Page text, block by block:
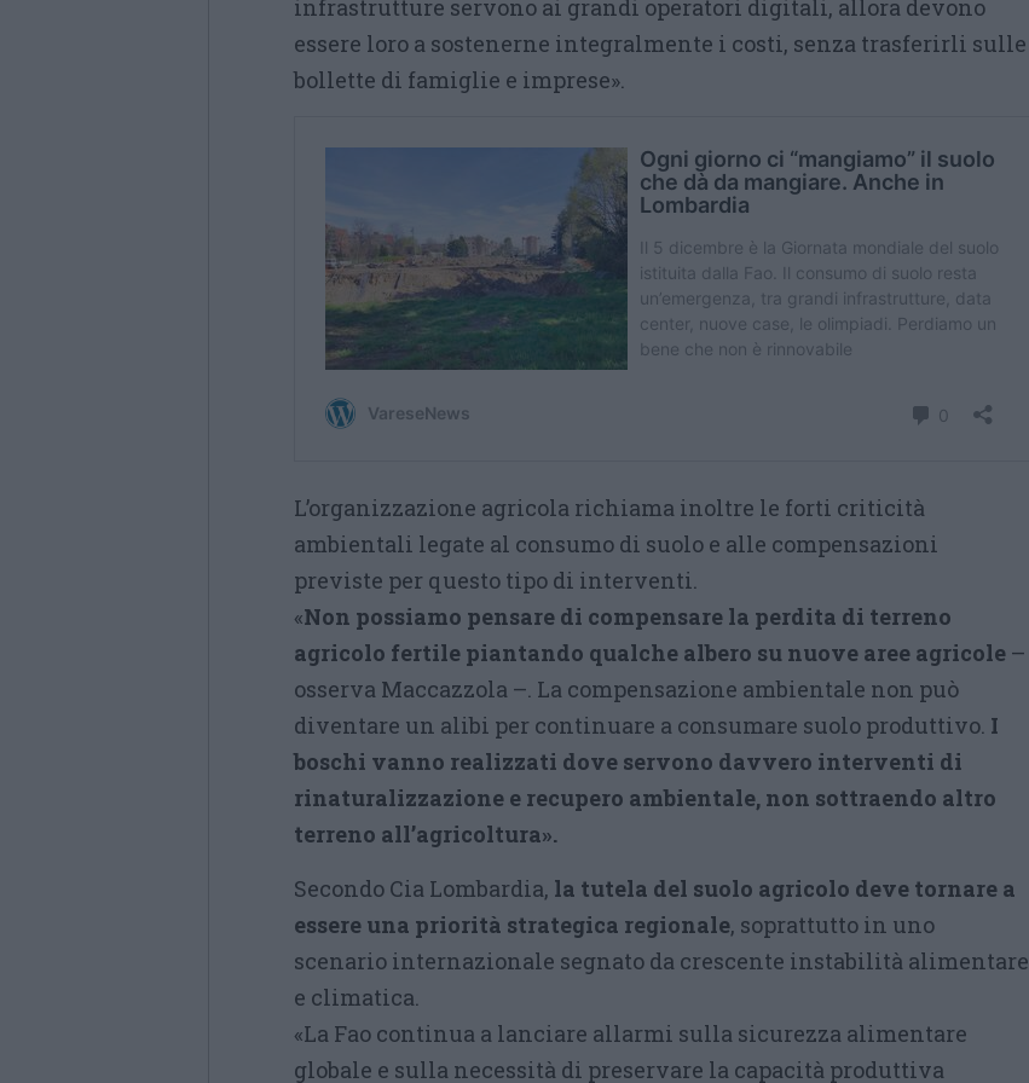
infrastrutture servono ai grandi operatori digitali, allora devono
essere loro a sostenerne integralmente i costi, senza trasferirli sulle
bollette di famiglie e imprese».
L’organizzazione agricola richiama inoltre le forti criticità
ambientali legate al consumo di suolo e alle compensazioni
previste per questo tipo di interventi.
«Non possiamo pensare di compensare la perdita di terreno
agricolo fertile piantando qualche albero su nuove aree agricole –
osserva Maccazzola –. La compensazione ambientale non può
diventare un alibi per continuare a consumare suolo produttivo. I
boschi vanno realizzati dove servono davvero interventi di
rinaturalizzazione e recupero ambientale, non sottraendo altro
terreno all’agricoltura».
Secondo Cia Lombardia, la tutela del suolo agricolo deve tornare a
essere una priorità strategica regionale, soprattutto in uno
scenario internazionale segnato da crescente instabilità alimentare
e climatica.
«La Fao continua a lanciare allarmi sulla sicurezza alimentare
globale e sulla necessità di preservare la capacità produttiva